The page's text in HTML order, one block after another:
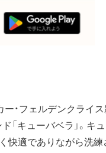
・フェルデンクライス
「キューバベラ」。キ
快適でありながら洗